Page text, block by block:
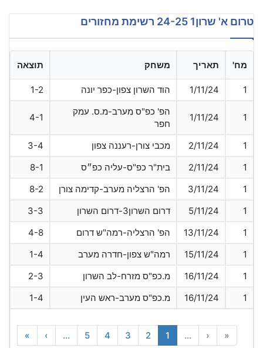
טרום א' שרון1 24-25 רשימת מחזורים
מח' תאריך משחק תוצאה
1
1/11/24 הוד השרון צפון-כפר יונה 1-2
1
1/11/24
הפ' כפ"ס מערב-מ.ס. עמק
חפר
4-1
1
2/11/24 מכבי צורן-רעננה צפון
3-4
1
2/11/24 בית"ר כפ"ס-עליה כפ״ס
8-1
1
3/11/24 הפ' הרצליה מערב-קדימה צורן
8-2
1
5/11/24 דרום השרון3-דרום השרון
3-3
1
13/11/24 הפ' הרצליה-רמה"ש דרום
4-8
1
15/11/24 רמה"ש צפון-חדרה מערב
1-4
1
16/11/24 מ.כפ"ס מזרח-לב השרון
2-3
1
16/11/24 מ.כפ"ס מערב-ראש העין 1-4
«
‹
...
1
2
3
4
5
...
›
»